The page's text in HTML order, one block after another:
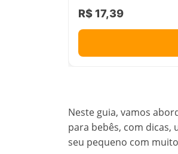
R$ 17,39
Neste guia, vamos
para bebês, com dicas,
seu pequeno com